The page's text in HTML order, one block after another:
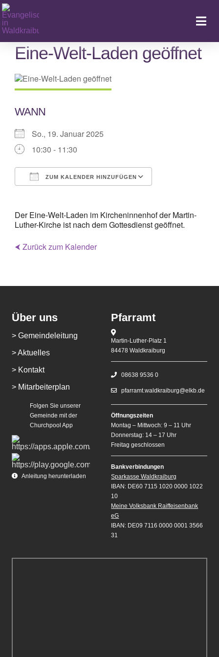
Zum
Inhalt
springen
Eine-Welt-Laden geöffnet
WANN
So., 19. Januar 2025
10:30 - 11:30
ZUM KALENDER HINZUFÜGEN
Der Eine-Welt-Laden im Kircheninnenhof der Martin-
Luther-Kirche ist nach dem Gottesdienst geöffnet.
⮜ Zurück zum Kalender
Über uns
> Gemeindeleitung
> Aktuelles
> Kontakt
> Mitarbeiterplan
Folgen Sie unserer
Gemeinde mit der
Churchpool App
Anleitung herunterladen
Pfarramt
Martin-Luther-Platz 1
84478 Waldkraiburg
08638 9536 0
pfarramt.waldkraiburg@elkb.de
Öffnungszeiten
Montag – Mittwoch: 9 – 11 Uhr
Donnerstag: 14 – 17 Uhr
Freitag geschlossen
Bankverbindungen
Sparkasse Waldkraiburg
IBAN: DE60 7115 1020 0000 1022
10
Meine Volksbank Raiffeisenbank
eG
IBAN: DE09 7116 0000 0001 3566
31